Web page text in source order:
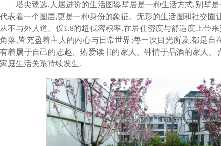
塔尖臻选,人居进阶的生活图鉴墅居是一种生活方式,别墅
代表着一个圈层,更是一种身份的象征。无形的生活圈和社交圈
从不与外人道。仅1.8的超低容积率,在居住密度与舒适度上带
角落,皆充盈着主人的内心与日常世界;每一次目光所及,都是自
有着属于自己的志趣。热爱读书的家人、钟情于品酒的家人、
家庭生活关系持续发生。